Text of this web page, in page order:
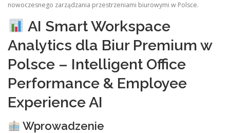
nowoczesnego zarządzania przestrzeniami biurowymi w Polsce.
AI Smart Workspace
Analytics dla Biur Premium w
Polsce – Intelligent Office
Performance & Employee
Experience AI
Wprowadzenie